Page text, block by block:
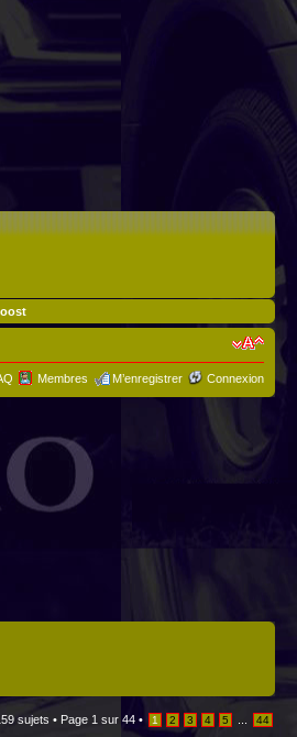
Membres M’enregistrer Connexion
sujets • Page 1 sur 44 • 1 2 3 4 5 44